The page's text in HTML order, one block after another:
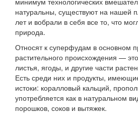
натуральны, существуют на нашей
лет и вобрали в себя все то, что
природа.
Относят к суперфудам в основном
растительного происхождения —
листья, ягоды, и другие части
Есть среди них и продукты,
истоки: коралловый кальций,
употребляется как в натуральном
порошков, соков и вытяжек.